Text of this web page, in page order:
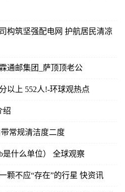
构筑坚强配电网 护航居民清凉
通邮集团_萨顶顶老公
以上 552人!-环球观热点
绍
常规清洁度二度
是什么单位） 全球观察
颗不应“存在”的行星 快资讯